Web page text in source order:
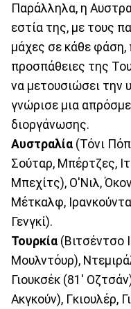
Παράλληλα, η
εστία της, με τους
μάχες σε κάθε φάση,
προσπάθειες της
να μετουσιώσει την
γνώρισε μια
διοργάνωσης.
Αυστραλία (Τόνι
Σούταρ, Μπέρτζες,
Μπεχίτς), Ο'Νιλ,
Μέτκαλφ,
Γενγκί).
Τουρκία (Βιτσέντσο
Μουλντόυρ),
Γιουκσέκ (81'
Ακγκούν), Γκιουλέρ,